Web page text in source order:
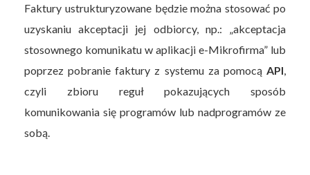
Faktury ustrukturyzowane będzie można stosować po
uzyskaniu akceptacji jej odbiorcy, np.: „akceptacja
stosownego komunikatu w aplikacji e-Mikrofirma” lub
poprzez pobranie faktury z systemu za pomocą API
czyli zbioru reguł pokazujących sposób
komunikowania się programów lub nadprogramów ze
sobą.